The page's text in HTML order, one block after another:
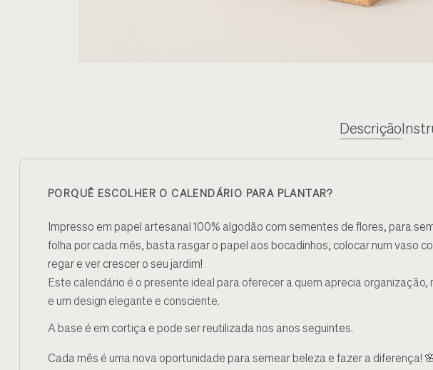
Descrição
PORQUÊ ESCOLHER O CALENDÁRIO PARA PLANTAR?
Impresso em papel artesanal 100% algodão com sementes de flores, para
folha por cada mês, basta rasgar o papel aos bocadinhos, colocar num vaso
regar e ver crescer o seu jardim!
Este calendário é o presente ideal para oferecer a quem aprecia organização,
e um design elegante e consciente.
A base é em cortiça e pode ser reutilizada nos anos seguintes.
Cada mês é uma nova oportunidade para semear beleza e fazer a diferença!